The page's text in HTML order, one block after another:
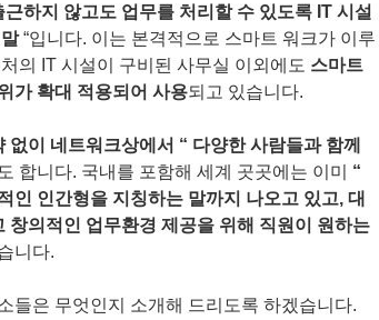
근하지 않고도 업무를 처리할 수 있도록 IT 시설
“입니다. 이는 본격적으로 스마트 워크가 이루
의 IT 시설이 구비된 사무실 이외에도 스마트
가 확대 적용되어 사용되고 있습니다.
없이 네트워크상에서 “ 다양한 사람들과 함께
합니다. 국내를 포함해 세계 곳곳에는 이미 “
인 인간형을 지칭하는 말까지 나오고 있고, 대
의적인 업무환경 제공을 위해 직원이 원하는
니다.
들은 무엇인지 소개해 드리도록 하겠습니다.